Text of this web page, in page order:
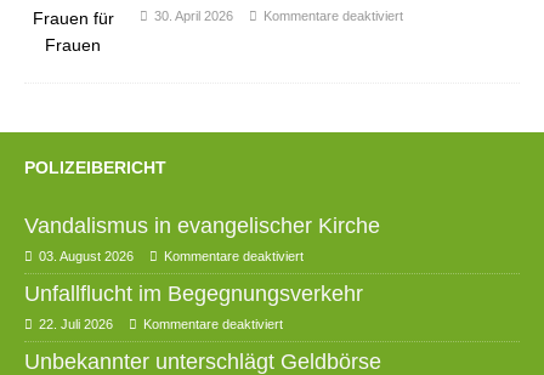
30. April 2026 Kommentare deaktiviert
POLIZEIBERICHT
Vandalismus in evangelischer Kirche
03. August 2026 Kommentare deaktiviert
Unfallflucht im Begegnungsverkehr
22. Juli 2026 Kommentare deaktiviert
Unbekannter unterschlägt Geldbörse